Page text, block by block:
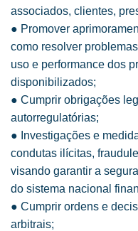
associados, clientes,
● Promover
como resolver
uso e performance dos
disponibilizados;
● Cumprir obrigações
autorregulatórias;
● Investigações e
condutas ilícitas,
visando garantir a
do sistema nacional
● Cumprir ordens e
arbitrais;